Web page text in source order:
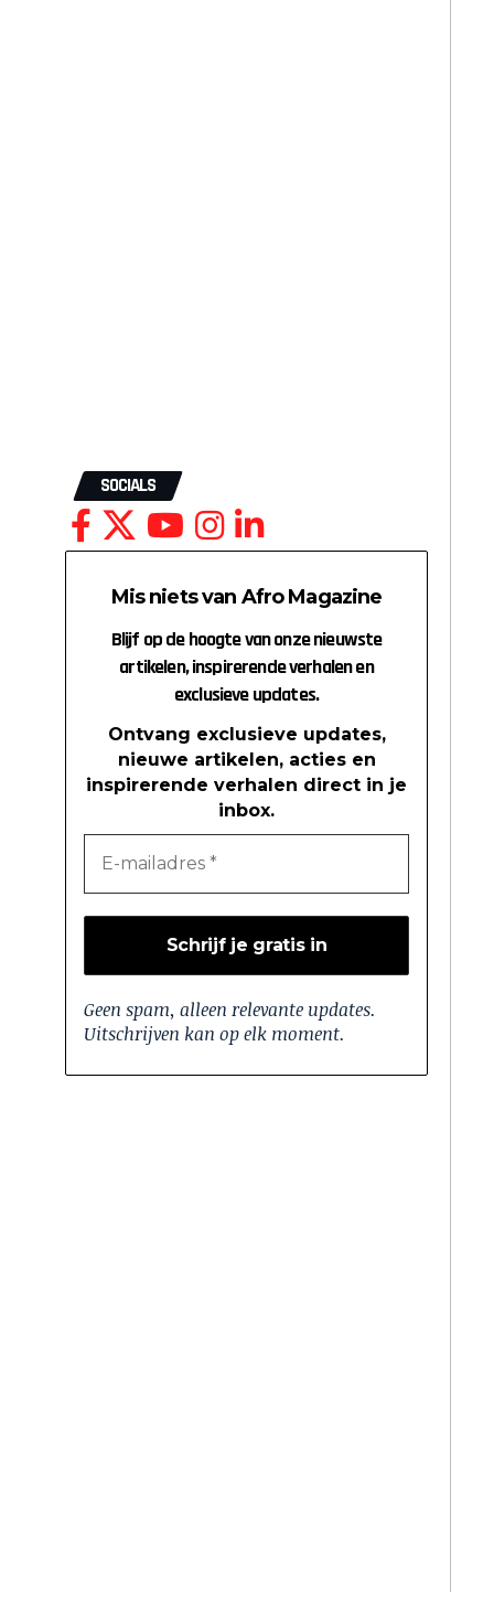
SOCIALS
Mis niets van Afro Magazine
Blijf op de hoogte van onze nieuwste
artikelen, inspirerende verhalen en
exclusieve updates.
Ontvang exclusieve updates,
nieuwe artikelen, acties en
inspirerende verhalen direct in je
inbox.
Geen spam, alleen relevante updates.
Uitschrijven kan op elk moment.